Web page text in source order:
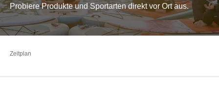
Probiere Produkte und Sportarten direkt vor Ort aus.
Zur Startseite
Zeitplan